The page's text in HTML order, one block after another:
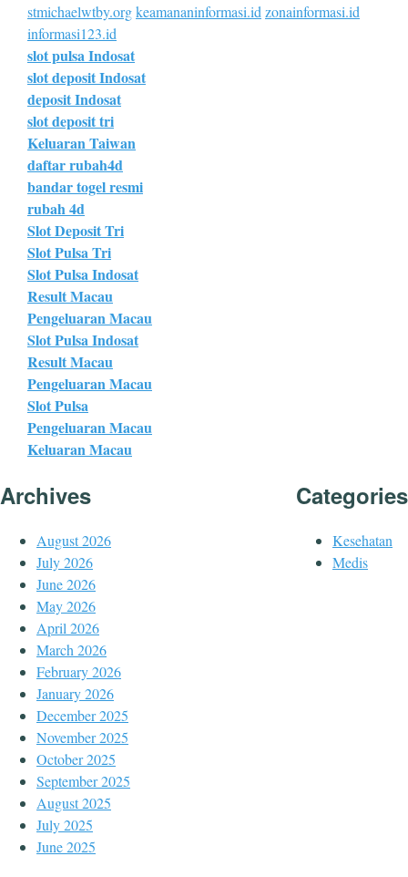
stmichaelwtby.orgkeamananinformasi.id zonainformasi.id
informasi123.id
slot pulsa Indosat
slot deposit Indosat
deposit Indosat
slot deposit tri
Keluaran Taiwan
daftar rubah4d
bandar togel resmi
rubah 4d
Slot Deposit Tri
Slot Pulsa Tri
Slot Pulsa Indosat
Result Macau
Pengeluaran Macau
Slot Pulsa Indosat
Result Macau
Pengeluaran Macau
Slot Pulsa
Pengeluaran Macau
Keluaran Macau
Archives
August 2026
July 2026
June 2026
May 2026
April 2026
March 2026
February 2026
January 2026
December 2025
November 2025
October 2025
September 2025
August 2025
July 2025
June 2025
Categories
Kesehatan
Medis